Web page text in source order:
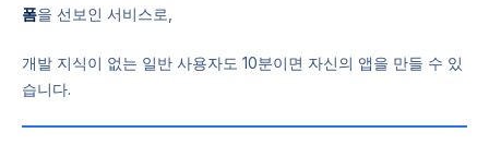
폼을 선보인 서비스로,
개발 지식이 없는 일반 사용자도 10분이면 자신의 앱을 만들 수 있
습니다.